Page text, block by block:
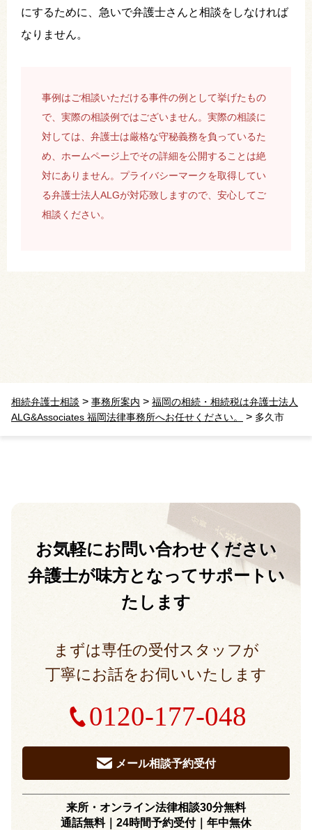
にするために、急いで弁護士さんと相談をしなければ
なりません。
事例はご相談いただける事件の例として挙げたもの
で、実際の相談例ではございません。実際の相談に
対しては、弁護士は厳格な守秘義務を負っているた
め、ホームページ上でその詳細を公開することは絶
対にありません。プライバシーマークを取得してい
る弁護士法人ALGが対応致しますので、安心してご
相談ください。
相続弁護士相談 > 事務所案内 > 福岡の相続・相続税は弁護士法人
ALG&Associates 福岡法律事務所へお任せください。
> 多久市
お気軽にお問い合わせください
弁護士が味方となってサポートい
たします
まずは専任の受付スタッフが
丁寧にお話をお伺いいたします
0120-177-048
メール相談予約受付
来所・オンライン法律相談30分無料
通話無料｜24時間予約受付｜年中無休